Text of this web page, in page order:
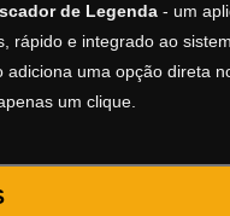
de Legenda - um
rápido e integrado ao
uma opção direta
um clique.